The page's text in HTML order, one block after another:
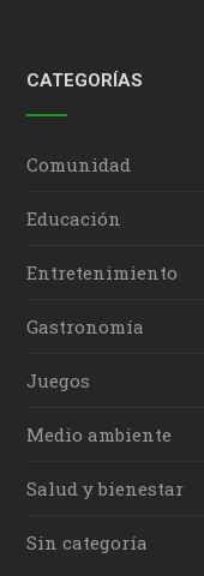
CATEGORÍAS
Comunidad
Educación
Entretenimiento
Gastronomía
Juegos
Medio ambiente
Salud y bienestar
Sin categoría